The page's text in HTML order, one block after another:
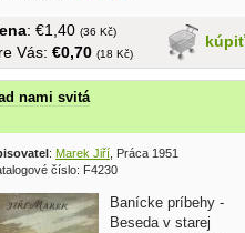
kúpiť
: €1,40 (36 Kč)
Vás: €0,70 (18 Kč)
nami svitá
: Marek Jiří , Práca 1951
číslo: F4230
Banícke príbehy -
Beseda v starej